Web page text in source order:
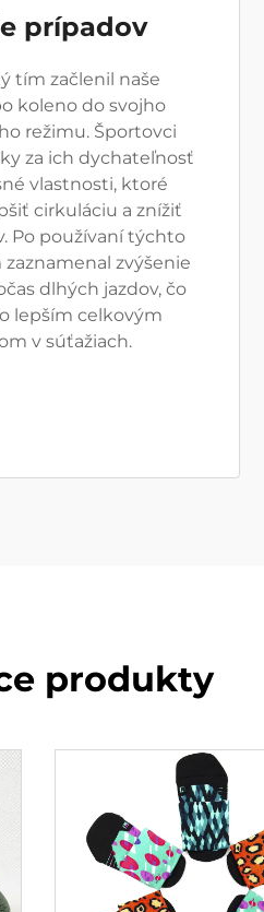
prípadov
tím začlenil naše
koleno do svojho
režimu. Športovci
za ich dychateľnosť
vlastnosti, ktoré
cirkuláciu a znížiť
Po používaní týchto
zvýšenie
dlhých jazdov, čo
lepším celkovým
v súťažiach.
produkty